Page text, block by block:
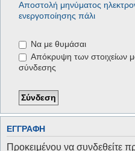
Αποστολή μηνύματος
ενεργοποίησης πάλι
Να με θυμάσαι
Απόκρυψη των στοιχείων
σύνδεσης
ΕΓΓΡΑΦΉ
Προκειμένου να συνδεθείτε